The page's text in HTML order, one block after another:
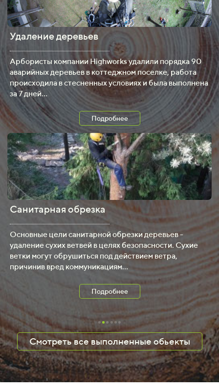
.
Удаление деревьев
Арбористы компании Highworks удалили порядка 90
аварийных деревьев в коттеджном поселке, работа
происходила в стесненных условиях и была выполнена
за 7 дней...
Подробнее
.
Санитарная обрезка
Основные цели санитарной обрезки деревьев -
удаление сухих ветвей в целях безопасности. Cухие
ветки могут обрушиться под действием ветра,
причинив вред коммуникациям...
Подробнее
Смотреть все выполненные обьекты